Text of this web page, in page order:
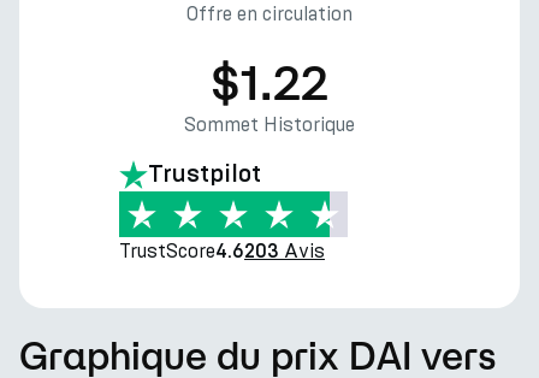
Offre en circulation
$1.22
Sommet Historique
Trustpilot
TrustScore4.6203 Avis
Graphique du prix DAI vers